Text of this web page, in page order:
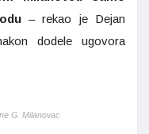
– rekao je Dejan
dodele ugovora
G. Milanovac